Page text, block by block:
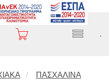
282 407
.
ΠΑΣΧΑΛΙΝΑ